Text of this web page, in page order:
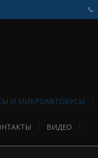
И МИКРОАВТОБУСЫ
ВИДЕО